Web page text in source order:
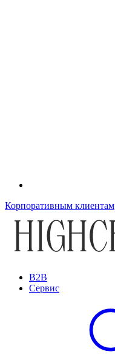
Корпоративным клиентам
B2B
Сервис